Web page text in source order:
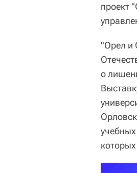
проект
"Орел и
о